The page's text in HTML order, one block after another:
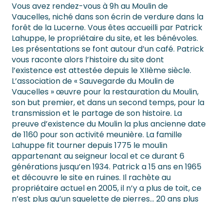
Vous avez rendez-vous à 9h au Moulin de
Vaucelles, niché dans son écrin de verdure dans la
forêt de la Lucerne. Vous êtes accueilli par Patrick
Lahuppe, le propriétaire du site, et les bénévoles.
Les présentations se font autour d’un café. Patrick
vous raconte alors l’histoire du site dont
l’existence est attestée depuis le XIIème siècle.
L’association de « Sauvegarde du Moulin de
Vaucelles » œuvre pour la restauration du Moulin,
son but premier, et dans un second temps, pour la
transmission et le partage de son histoire. La
preuve d’existence du Moulin la plus ancienne date
de 1160 pour son activité meunière. La famille
Lahuppe fit tourner depuis 1775 le moulin
appartenant au seigneur local et ce durant 6
générations jusqu’en 1934. Patrick a 15 ans en 1965
et découvre le site en ruines. Il rachète au
propriétaire actuel en 2005, il n’y a plus de toit, ce
n’est plus qu’un squelette de pierres… 20 ans plus